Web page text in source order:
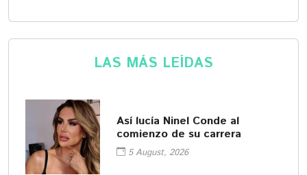
LAS MÁS LEÍDAS
Así lucía Ninel Conde al
comienzo de su carrera
5 August, 2026